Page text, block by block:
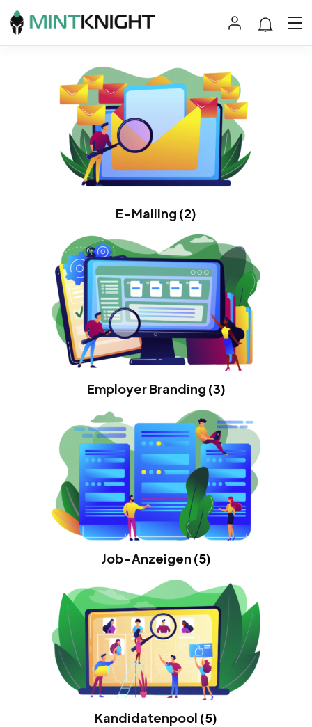
E-Mailing (2)
Employer Branding (3)
Job-Anzeigen (5)
Kandidatenpool (5)